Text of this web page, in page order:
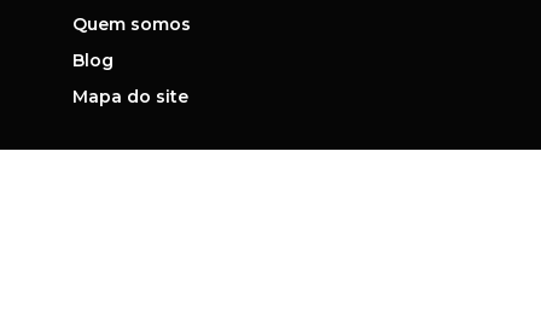
Quem somos
Blog
Mapa do site